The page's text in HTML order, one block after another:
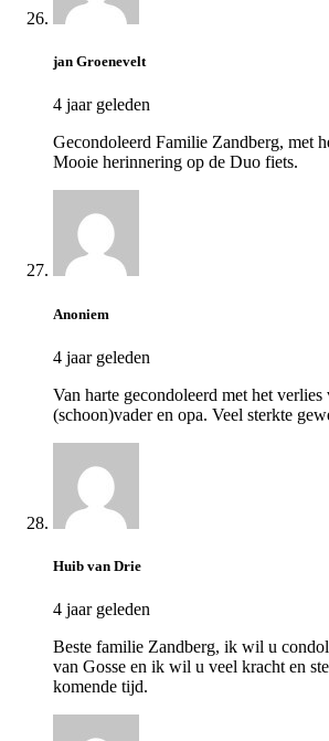
jan Groenevelt
4 jaar geleden
Gecondoleerd Familie Zandberg, met
Mooie herinnering op de Duo fiets.
Anoniem
4 jaar geleden
Van harte gecondoleerd met het
(schoon)vader en opa. Veel sterkte
Huib van Drie
4 jaar geleden
Beste familie Zandberg, ik wil u
van Gosse en ik wil u veel kracht en
komende tijd.